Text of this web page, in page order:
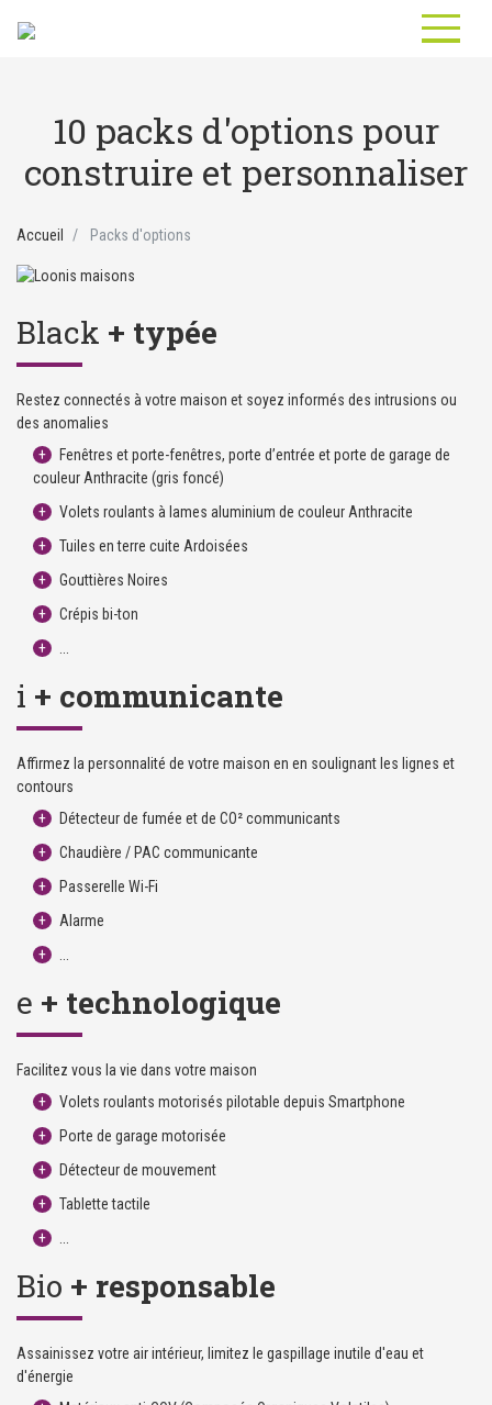
10 packs d'options pour
construire et personnaliser
Accueil Packs d'options
Black + typée
Restez connectés à votre maison et soyez informés des intrusions ou
des anomalies
Fenêtres et porte-fenêtres, porte d’entrée et porte de garage de
couleur Anthracite (gris foncé)
Volets roulants à lames aluminium de couleur Anthracite
Tuiles en terre cuite Ardoisées
Gouttières Noires
Crépis bi-ton
...
i + communicante
Affirmez la personnalité de votre maison en en soulignant les lignes et
contours
Détecteur de fumée et de CO² communicants
Chaudière / PAC communicante
Passerelle Wi-Fi
Alarme
...
e + technologique
Facilitez vous la vie dans votre maison
Volets roulants motorisés pilotable depuis Smartphone
Porte de garage motorisée
Détecteur de mouvement
Tablette tactile
...
Bio + responsable
Assainissez votre air intérieur, limitez le gaspillage inutile d'eau et
d'énergie